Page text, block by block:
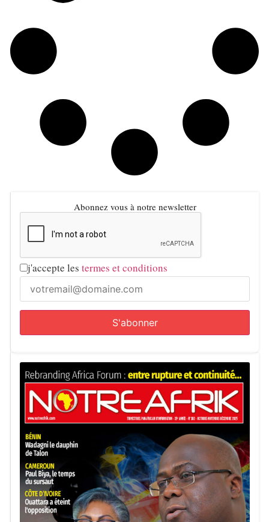
Abonnez vous à notre newsletter
j'accepte les termes et conditions